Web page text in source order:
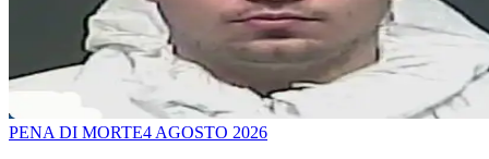
PENA DI MORTE4 AGOSTO 2026